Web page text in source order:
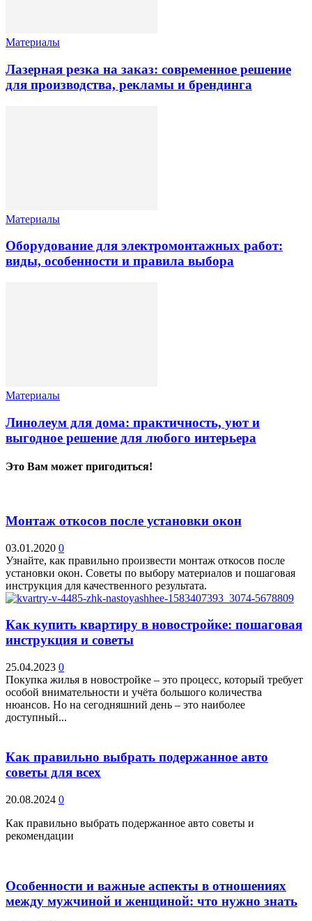
Материалы
Лазерная резка на заказ: современное решение
для производства, рекламы и брендинга
Материалы
Оборудование для электромонтажных работ:
виды, особенности и правила выбора
Материалы
Линолеум для дома: практичность, уют и
выгодное решение для любого интерьера
Это Вам может пригодиться!
Монтаж откосов после установки окон
03.01.2020 0
Узнайте, как правильно произвести монтаж откосов после
установки окон. Советы по выбору материалов и пошаговая
инструкция для качественного результата.
Как купить квартиру в новостройке: пошаговая
инструкция и советы
25.04.2023 0
Покупка жилья в новостройке – это процесс, который требует
особой внимательности и учёта большого количества
нюансов. Но на сегодняшний день – это наиболее
доступный...
Как правильно выбрать подержанное авто
советы для всех
20.08.2024 0
Как правильно выбрать подержанное авто советы и
рекомендации
Особенности и важные аспекты в отношениях
между мужчиной и женщиной: что нужно знать